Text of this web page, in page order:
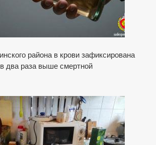
района в крови зафиксирована
два раза выше смертной